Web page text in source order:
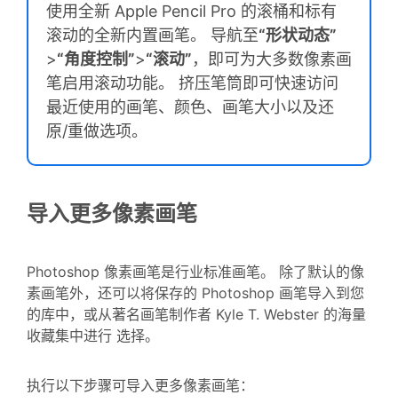
使用全新 Apple Pencil Pro 的滚桶和标有
滚动的全新内置画笔。 导航至“形状动态”
>“角度控制”>“滚动”，即可为大多数像素画
笔启用滚动功能。 挤压笔筒即可快速访问
最近使用的画笔、颜色、画笔大小以及还
原/重做选项。
导入更多像素画笔
Photoshop 像素画笔是行业标准画笔。 除了默认的像
素画笔外，还可以将保存的 Photoshop 画笔导入到您
的库中，或从著名画笔制作者 Kyle T. Webster 的海量
收藏集中进行 选择。
执行以下步骤可导入更多像素画笔：